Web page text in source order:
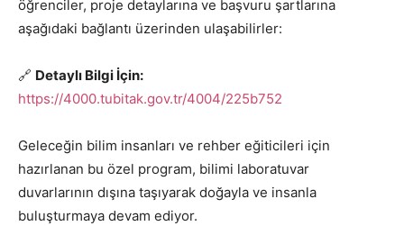
öğrenciler, proje detaylarına ve başvuru şartlarına
aşağıdaki bağlantı üzerinden ulaşabilirler:
🔗 Detaylı Bilgi İçin:
https://4000.tubitak.gov.tr/4004/225b752
Geleceğin bilim insanları ve rehber eğiticileri için
hazırlanan bu özel program, bilimi laboratuvar
duvarlarının dışına taşıyarak doğayla ve insanla
buluşturmaya devam ediyor.